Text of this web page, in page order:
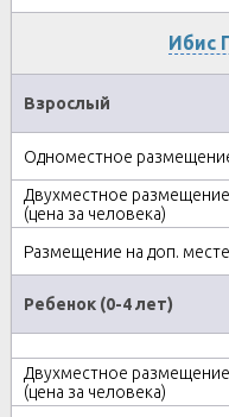
Ибис
Взрослый
Ребенок (0-4 лет)